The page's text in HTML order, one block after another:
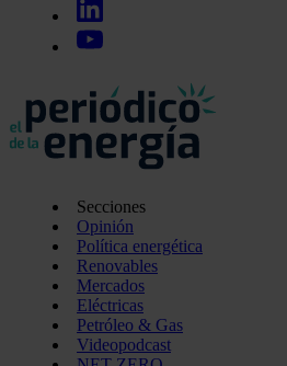
Secciones
Opinión
Política energética
Renovables
Mercados
Eléctricas
Petróleo & Gas
Videopodcast